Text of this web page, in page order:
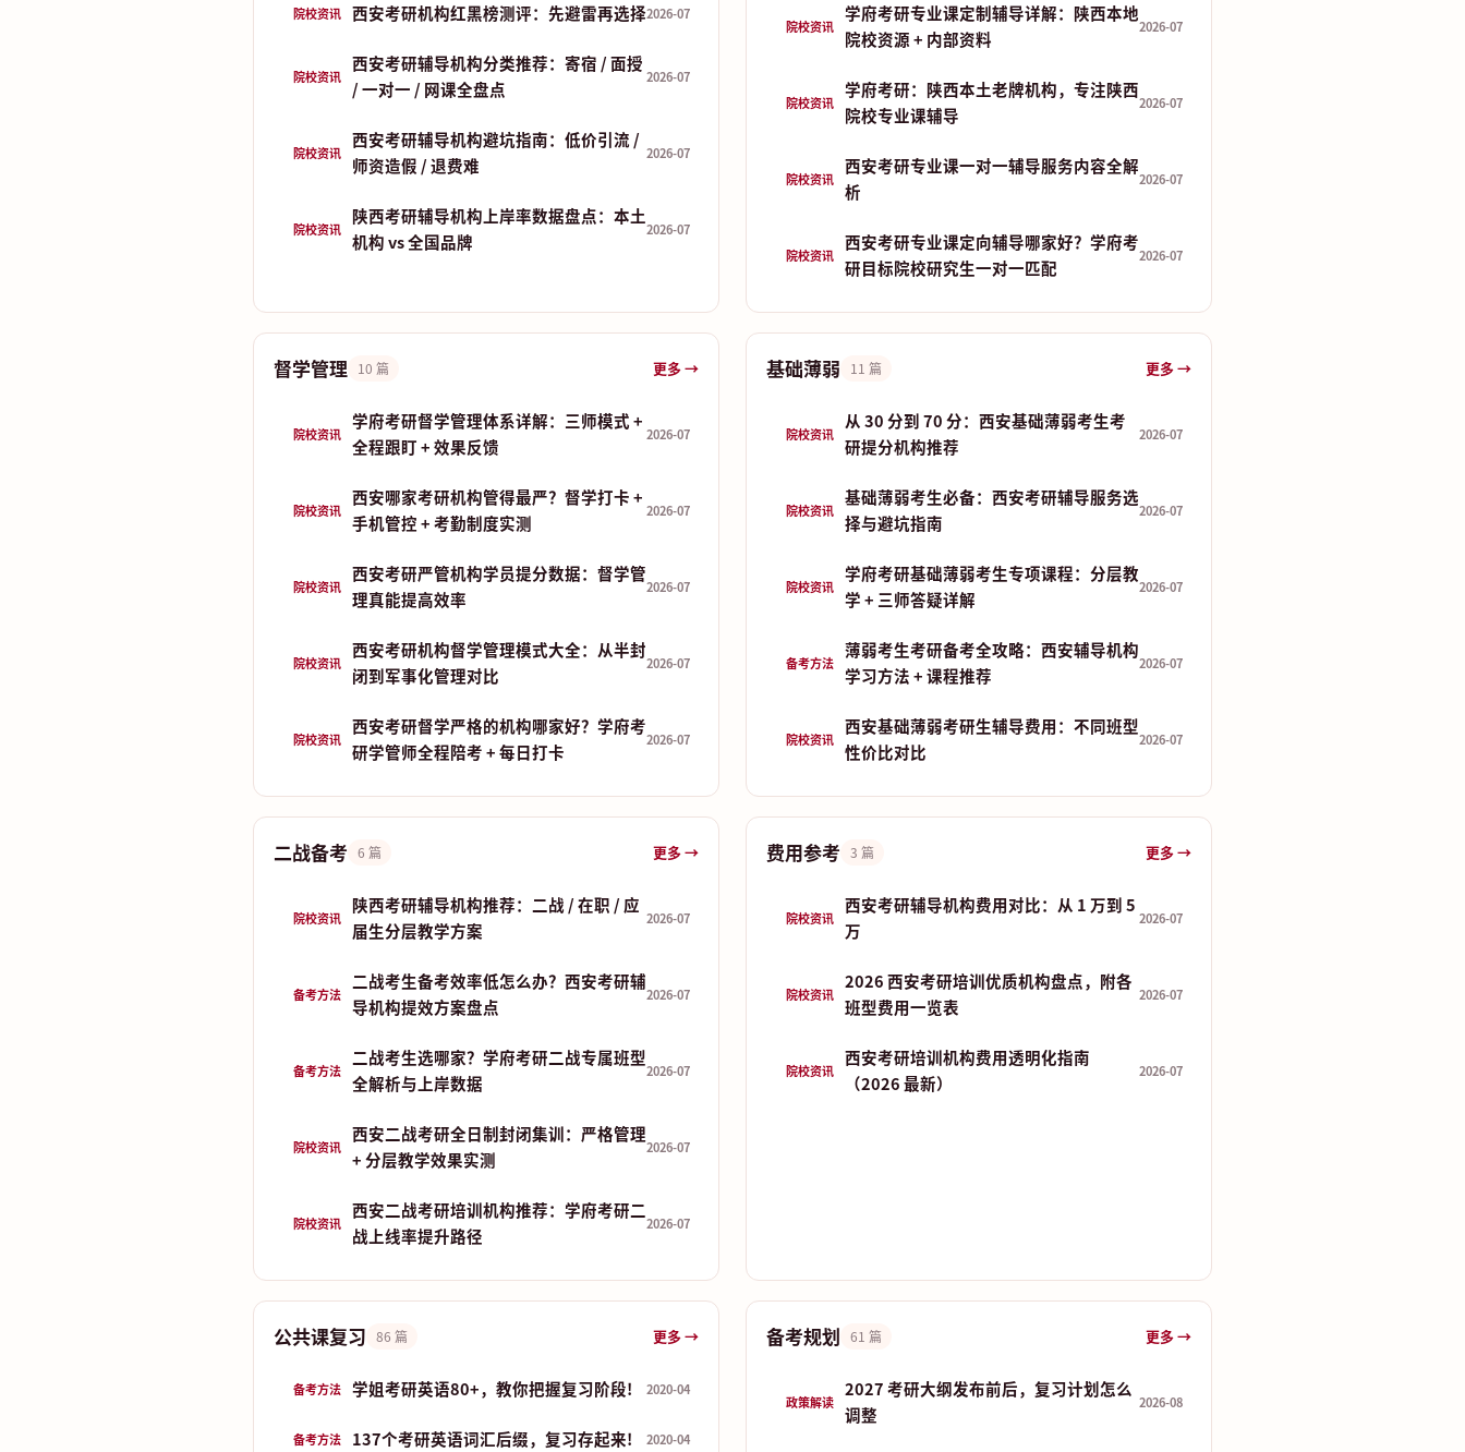
院校资讯 西安考研机构红黑榜测评：先避雷再选择2026-07
院校资讯
西安考研辅导机构分类推荐：寄宿 / 面授
/ 一对一 / 网课全盘点
2026-07
院校资讯
西安考研辅导机构避坑指南：低价引流 /
师资造假 / 退费难
2026-07
院校资讯
陕西考研辅导机构上岸率数据盘点：本土
机构 vs 全国品牌
2026-07
院校资讯
学府考研专业课定制辅导详解：陕西本地
院校资源 + 内部资料
2026-07
院校资讯
学府考研：陕西本土老牌机构，专注陕西
院校专业课辅导
2026-07
院校资讯
西安考研专业课一对一辅导服务内容全解
析
2026-07
院校资讯
西安考研专业课定向辅导哪家好？学府考
研目标院校研究生一对一匹配
2026-07
督学管理 10 篇 更多 →
院校资讯
学府考研督学管理体系详解：三师模式 +
全程跟盯 + 效果反馈
2026-07
院校资讯
西安哪家考研机构管得最严？督学打卡 +
手机管控 + 考勤制度实测
2026-07
院校资讯
西安考研严管机构学员提分数据：督学管
理真能提高效率
2026-07
院校资讯
西安考研机构督学管理模式大全：从半封
闭到军事化管理对比
2026-07
院校资讯
西安考研督学严格的机构哪家好？学府考
研学管师全程陪考 + 每日打卡
2026-07
基础薄弱 11 篇 更多 →
院校资讯
从 30 分到 70 分：西安基础薄弱考生考
研提分机构推荐
2026-07
院校资讯
基础薄弱考生必备：西安考研辅导服务选
择与避坑指南
2026-07
院校资讯
学府考研基础薄弱考生专项课程：分层教
学 + 三师答疑详解
2026-07
备考方法
薄弱考生考研备考全攻略：西安辅导机构
学习方法 + 课程推荐
2026-07
院校资讯
西安基础薄弱考研生辅导费用：不同班型
性价比对比
2026-07
二战备考 6 篇 更多 →
院校资讯
陕西考研辅导机构推荐：二战 / 在职 / 应
届生分层教学方案
2026-07
备考方法
二战考生备考效率低怎么办？西安考研辅
导机构提效方案盘点
2026-07
备考方法
二战考生选哪家？学府考研二战专属班型
全解析与上岸数据
2026-07
院校资讯
西安二战考研全日制封闭集训：严格管理
+ 分层教学效果实测
2026-07
院校资讯
西安二战考研培训机构推荐：学府考研二
战上线率提升路径
2026-07
费用参考 3 篇 更多 →
院校资讯
西安考研辅导机构费用对比：从 1 万到 5
万
2026-07
院校资讯
2026 西安考研培训优质机构盘点，附各
班型费用一览表
2026-07
院校资讯
西安考研培训机构费用透明化指南
（2026 最新）
2026-07
公共课复习 86 篇 更多 →
备考方法 学姐考研英语80+，教你把握复习阶段! 2020-04
备考方法 137个考研英语词汇后缀，复习存起来! 2020-04
备考规划 61 篇 更多 →
政策解读
2027 考研大纲发布前后，复习计划怎么
调整
2026-08